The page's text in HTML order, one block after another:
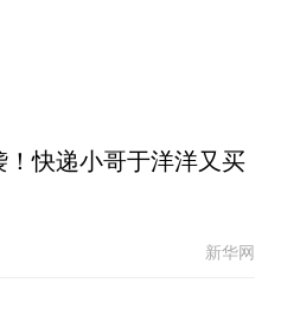
快递小哥于洋洋又买
新华网